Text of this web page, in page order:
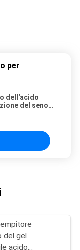
per
dell'acido
del seno
del gel
acido